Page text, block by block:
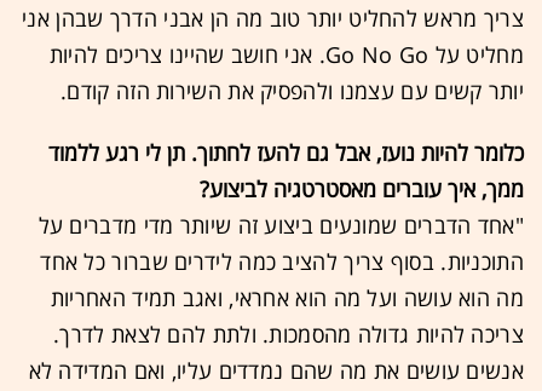
צריך מראש להחליט יותר טוב מה הן אבני הדרך שבהן אני
מחליט על Go No Go. אני חושב שהיינו צריכים להיות
יותר קשים עם עצמנו ולהפסיק את השירות הזה קודם.
כלומר להיות נועז, אבל גם להעז לחתוך. תן לי רגע ללמוד
ממך, איך עוברים מאסטרטגיה לביצוע?
"אחד הדברים שמונעים ביצוע זה שיותר מדי מדברים על
התוכניות. בסוף צריך להציב כמה לידרים שברור כל אחד
מה הוא עושה ועל מה הוא אחראי, ואגב תמיד האחריות
צריכה להיות גדולה מהסמכות. ולתת להם לצאת לדרך.
אנשים עושים את מה שהם נמדדים עליו, ואם המדידה לא